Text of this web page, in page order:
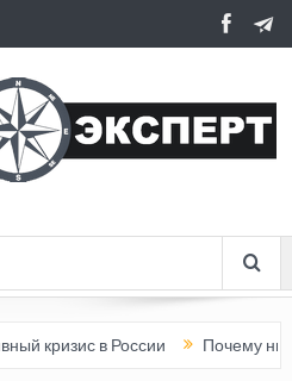
в России Почему нынешняя